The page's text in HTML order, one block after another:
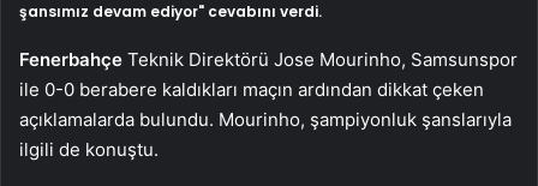
şansımız devam ediyor" cevabını verdi.
Fenerbahçe Teknik Direktörü Jose Mourinho, Samsunspor
ile 0-0 berabere kaldıkları maçın ardından dikkat çeken
açıklamalarda bulundu. Mourinho, şampiyonluk şanslarıyla
ilgili de konuştu.